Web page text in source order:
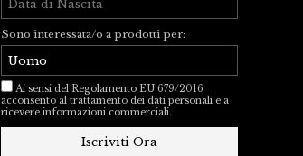
Sono interessata/o a prodotti per:
Ai sensi del Regolamento EU 679/2016
acconsento al trattamento dei dati personali e a
ricevere informazioni commerciali.